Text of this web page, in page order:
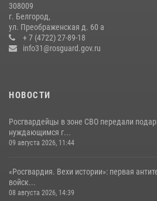
Росгвардейцы провели урок безопасности
Старооскольского военно-
10 июля 2026, 06:30
308009
г. Белгород,
ул. Преображенская д. 60 а
+ 7 (4722) 27-89-18
info31@rosguard.gov.ru
НОВОСТИ
Росгвардейцы в зоне СВО передали
нуждающимся г...
09 августа 2026, 11:44
«Росгвардия. Вехи истории»: первая
войск...
08 августа 2026, 14:39